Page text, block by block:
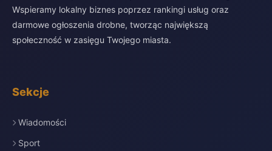
Wspieramy lokalny biznes poprzez rankingi usług oraz
darmowe ogłoszenia drobne, tworząc największą
społeczność w zasięgu Twojego miasta.
Sekcje
Wiadomości
Sport